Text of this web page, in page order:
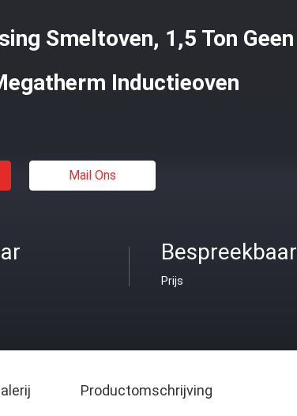
Smeltoven, 1,5 Ton Geen
Inductieoven
Mail Ons
Bespreekbaar
Prijs
Productomschrijving